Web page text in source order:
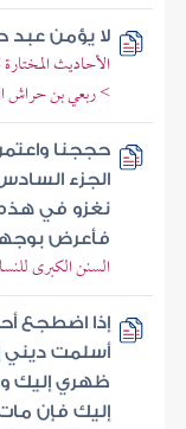
لا يؤمن عبد
الأحاديث
> ربعي بن حراش
حججنا
الجزء
نغزو في هذه
فأعرض
السنن الكبرى
إذا اضطجع
أسلمت ديني
ظهري إليك
إليك فإن